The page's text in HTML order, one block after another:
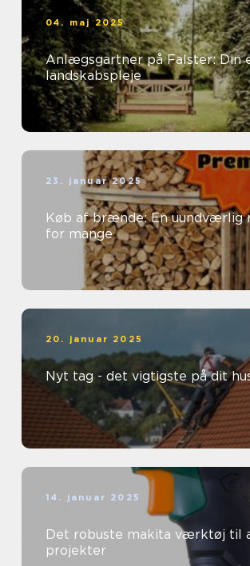
04. maj 2025
Anlægsgartner på Falster: Din
landskabspleje
23. januar 2025
Køb af brænde: En uundværlig
for mange
20. januar 2025
Nyt tag - det vigtigste på dit
14. januar 2025
Det robuste makita værktøj til
projekter